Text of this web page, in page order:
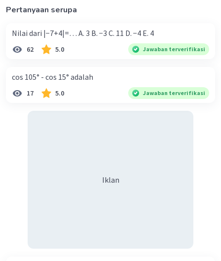
Pertanyaan serupa
Nilai dari |−7+4|=… A. 3 B. −3 C. 11 D. −4 E. 4
62 5.0 Jawaban terverifikasi
cos 105° - cos 15° adalah
17 5.0 Jawaban terverifikasi
Iklan